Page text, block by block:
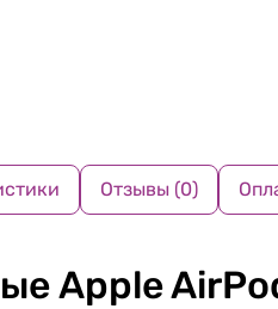
Отзывы (0)
Apple